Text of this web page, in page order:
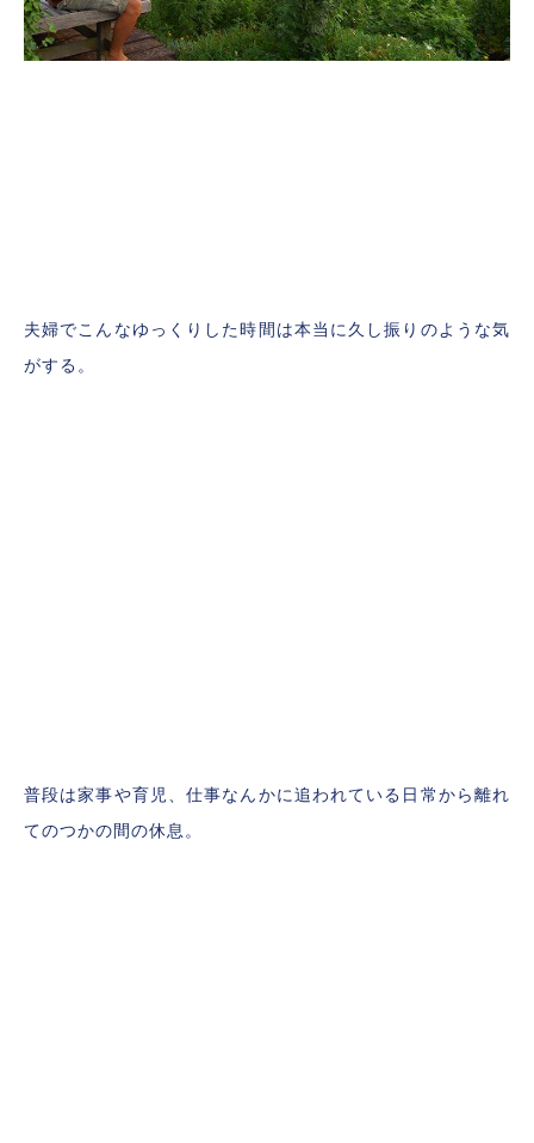
夫婦でこんなゆっくりした時間は本当に久し振りのような気
がする。
普段は家事や育児、仕事なんかに追われている日常から離れ
てのつかの間の休息。